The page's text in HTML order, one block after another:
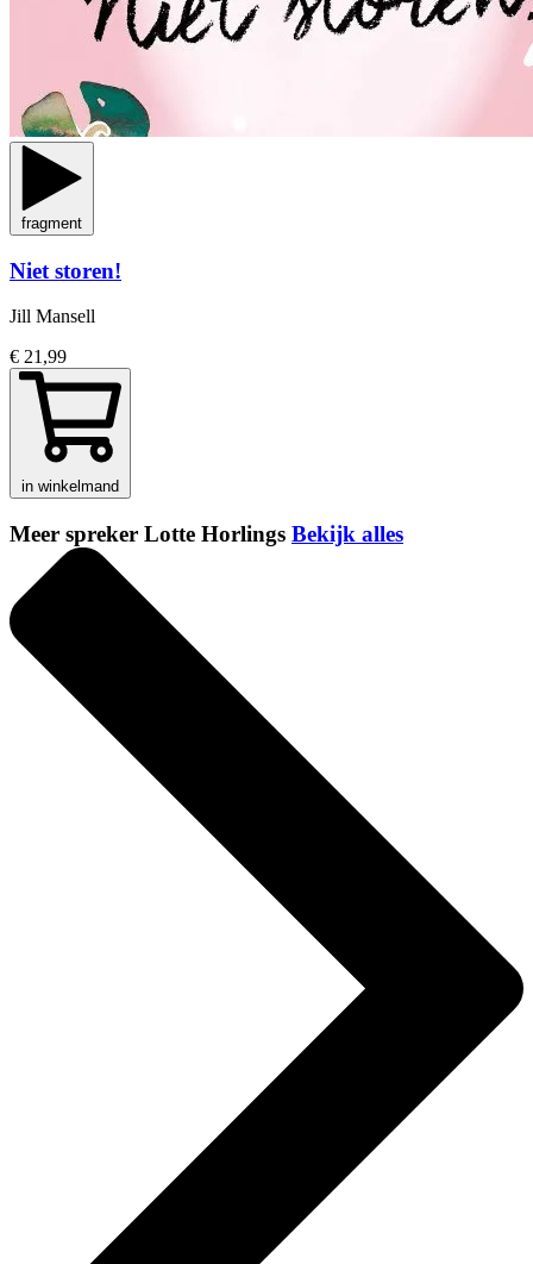
fragment
Niet storen!
Jill Mansell
€ 21,99
in winkelmand
Meer spreker Lotte Horlings Bekijk alles